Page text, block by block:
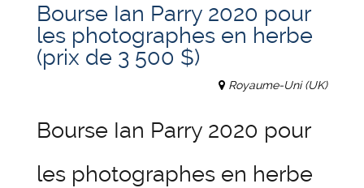
Bourse Ian Parry 2020 pour
les photographes en herbe
(prix de 3 500 $)
Royaume-Uni (UK)
Bourse Ian Parry 2020 pour
les photographes en herbe